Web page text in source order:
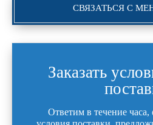
СВЯЗАТЬСЯ С
Заказать
Ответим в течение